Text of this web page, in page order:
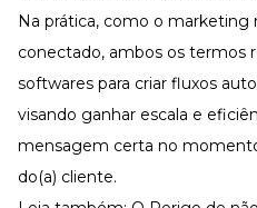
Na prática, como o
conectado, ambos os termos
softwares para criar fluxos
visando ganhar escala e
mensagem certa no
do(a) cliente.